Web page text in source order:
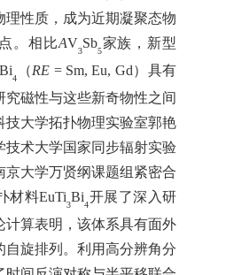
理性质，成为近期凝聚态物
。相比AV
3
Sb
5
家族，新型
Bi
4
（RE = Sm, Eu, Gd）具有
究磁性与这些新奇物性之间
技大学拓扑物理实验室郭艳
技术大学国家同步辐射实验
京大学万贤纲课题组紧密合
材料EuTi
3
Bi
4
开展了深入研
计算表明，该体系具有面外
自旋排列。利用高分辨角分